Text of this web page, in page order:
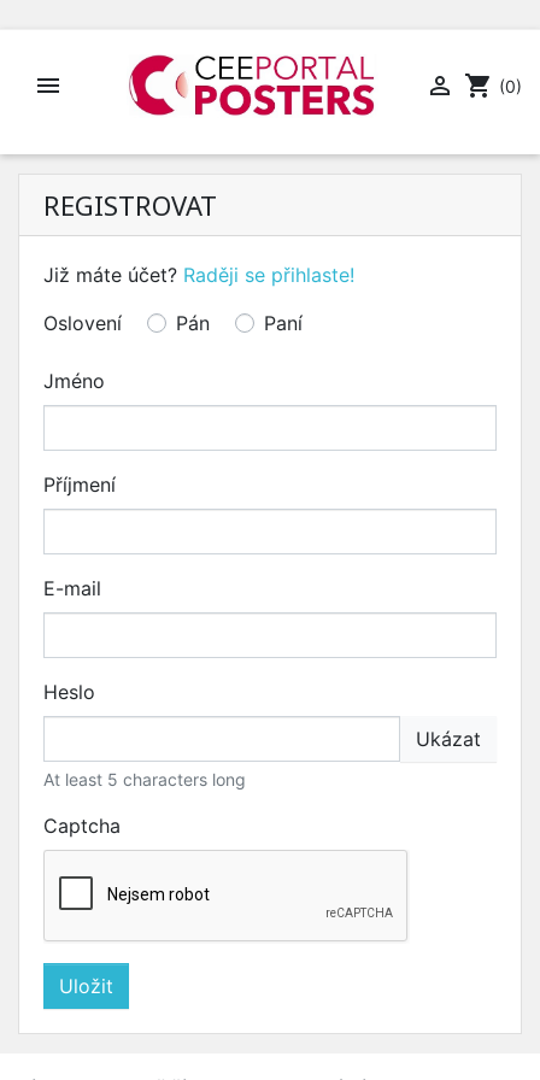
  shopping_cart (0)
REGISTROVAT
Již máte účet? Raději se přihlaste!
Oslovení
Pán Paní
Jméno
Příjmení
E-mail
Heslo
Ukázat
At least 5 characters long
Captcha
Uložit